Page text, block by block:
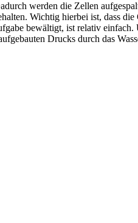
werden die Zellen
Wichtig hierbei ist, dass
bewältigt, ist relativ
Drucks durch das